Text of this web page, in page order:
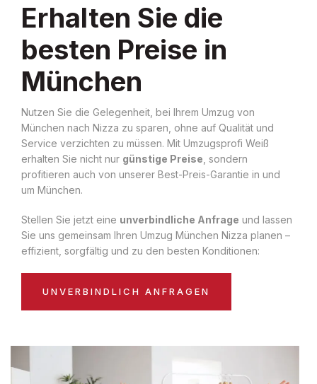
Erhalten Sie die
besten Preise in
München
Nutzen Sie die Gelegenheit, bei Ihrem Umzug von
München nach Nizza zu sparen, ohne auf Qualität und
Service verzichten zu müssen. Mit Umzugsprofi Weiß
erhalten Sie nicht nur günstige Preise , sondern
profitieren auch von unserer Best-Preis-Garantie in und
um München.
Stellen Sie jetzt eine unverbindliche Anfrage und lassen
Sie uns gemeinsam Ihren Umzug München Nizza planen –
effizient, sorgfältig und zu den besten Konditionen:
UNVERBINDLICH ANFRAGEN